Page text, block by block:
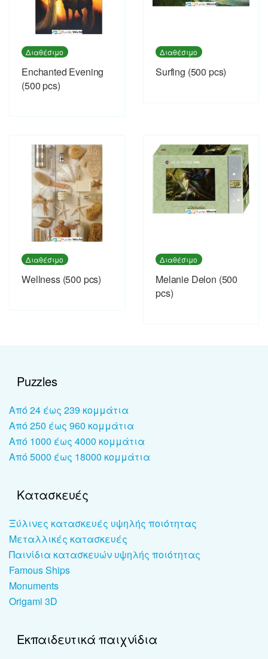
Διαθέσιμο
Enchanted Evening
(500 pcs)
Διαθέσιμο
Surfing (500 pcs)
Διαθέσιμο
Wellness (500 pcs)
Διαθέσιμο
Melanie Delon (500
pcs)
Puzzles
Από 24 έως 239 κομμάτια
Από 250 έως 960 κομμάτια
Από 1000 έως 4000 κομμάτια
Από 5000 έως 18000 κομμάτια
Κατασκευές
Ξύλινες κατασκευές υψηλής ποιότητας
Μεταλλικές κατασκευές
Παινίδια κατασκευών υψηλής ποιότητας
Famous Ships
Monuments
Origami 3D
Εκπαιδευτικά παιχνίδια